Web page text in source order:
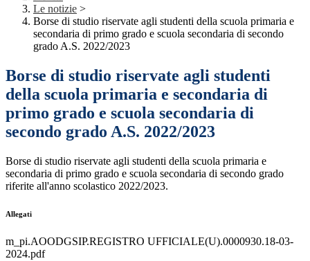
Le notizie >
Borse di studio riservate agli studenti della scuola primaria e
secondaria di primo grado e scuola secondaria di secondo
grado A.S. 2022/2023
Borse di studio riservate agli studenti
della scuola primaria e secondaria di
primo grado e scuola secondaria di
secondo grado A.S. 2022/2023
Borse di studio riservate agli studenti della scuola primaria e
secondaria di primo grado e scuola secondaria di secondo grado
riferite all'anno scolastico 2022/2023.
Allegati
m_pi.AOODGSIP.REGISTRO UFFICIALE(U).0000930.18-03-
2024.pdf